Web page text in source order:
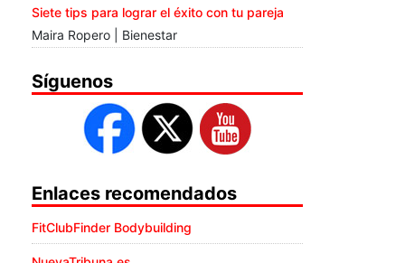
Siete tips para lograr el éxito con tu pareja
Maira Ropero | Bienestar
Síguenos
Enlaces recomendados
FitClubFinder Bodybuilding